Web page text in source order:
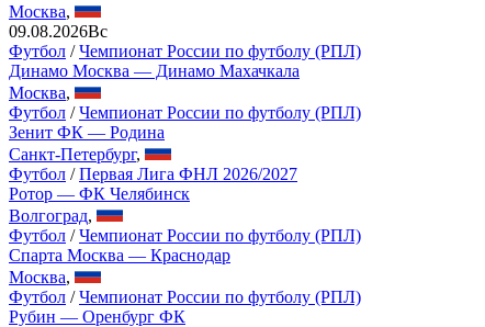
Москва,
09.08.2026Вс
Футбол /Чемпионат России по футболу (РПЛ)
Динамо Москва — Динамо Махачкала
Москва,
Футбол /Чемпионат России по футболу (РПЛ)
Зенит ФК — Родина
Санкт-Петербург,
Футбол /Первая Лига ФНЛ 2026/2027
Ротор — ФК Челябинск
Волгоград,
Футбол /Чемпионат России по футболу (РПЛ)
Спарта Москва — Краснодар
Москва,
Футбол /Чемпионат России по футболу (РПЛ)
Рубин — Оренбург ФК